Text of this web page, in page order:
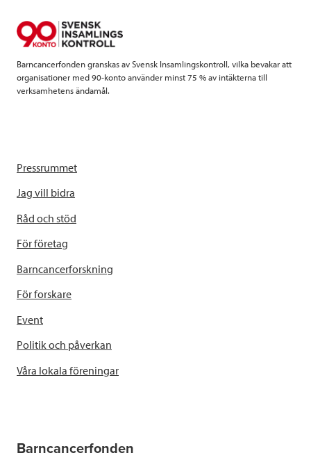
k
Barncancerfonden granskas av Svensk Insamlingskontroll, vilka bevakar att
organisationer med 90-konto använder minst 75 % av intäkterna till
verksamhetens ändamål.
Pressrummet
Jag vill bidra
Råd och stöd
För företag
Barncancerforskning
För forskare
Event
Politik och påverkan
Våra lokala föreningar
Barncancerfonden